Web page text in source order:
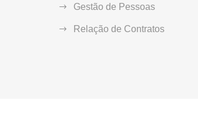
Gestão de Pessoas
Relação de Contratos